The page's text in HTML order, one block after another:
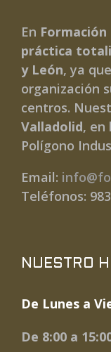
En Formación
práctica
y León, ya
organización
centros.
Valladolid, en
Polígono
Email:
Teléfonos:
NUESTRO
De Lunes a
De 8:00 a